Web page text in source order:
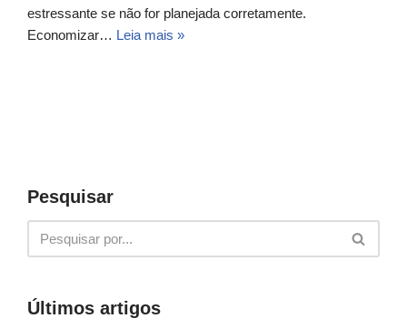
estressante se não for planejada corretamente.
Economizar… Leia mais »
Pesquisar
Últimos artigos